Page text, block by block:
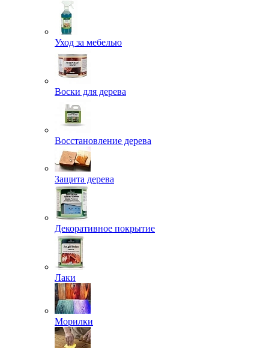
Уход за мебелью
Воски для дерева
Восстановление дерева
Защита дерева
Декоративное покрытие
Лаки
Морилки